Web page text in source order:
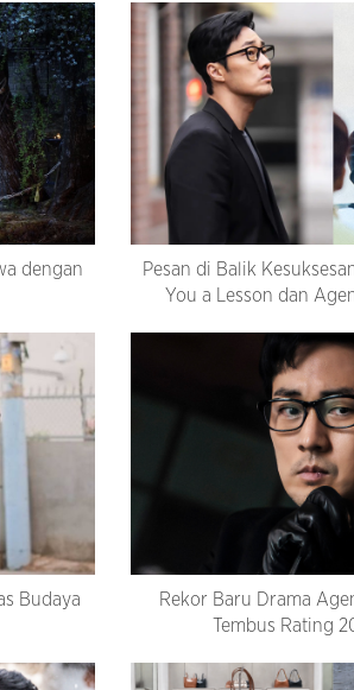
dengan
Pesan di Balik
You a Lesson dan
Budaya
Rekor Baru Drama
Tembus Rating